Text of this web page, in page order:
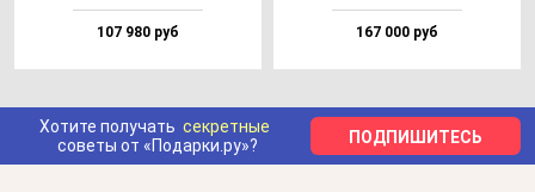
107 980 руб 167 000 руб
Хотите получать секретные
советы от «Подарки.ру»?
ПОДПИШИТЕСЬ